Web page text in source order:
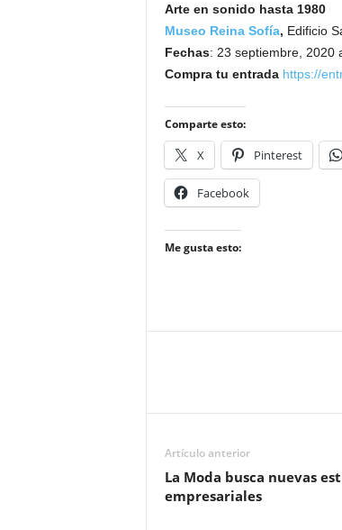
Arte en sonido hasta 1980
Museo Reina Sofía, Edificio
Fechas: 23 septiembre, 2020
Compra tu entrada https://
Comparte esto:
X Pinterest
Facebook
Me gusta esto:
Artículo anterior
La Moda busca nuevas
empresariales